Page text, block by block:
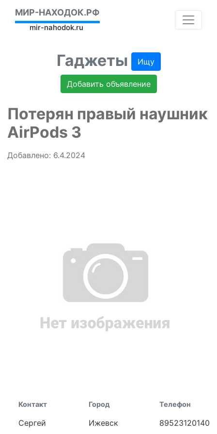
МИР-НАХОДОК.РФ
mir-nahodok.ru
Гаджеты Ищу
Добавить объявление
Потерян правый наушник
AirPods 3
Добавлено: 6.4.2024
Контакт
Сергей
Город
Ижевск
Телефон
89523120140